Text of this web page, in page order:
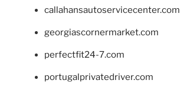
callahansautoservicecenter.com
georgiascornermarket.com
perfectfit24-7.com
portugalprivatedriver.com